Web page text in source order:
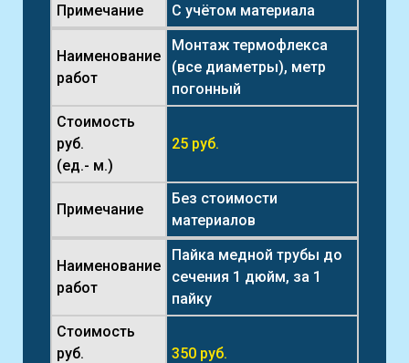
Примечание С учётом материала
Наименование
работ
Монтаж термофлекса
(все диаметры), метр
погонный
Стоимость
руб.
(ед.- м.)
25 руб.
Примечание
Без стоимости
материалов
Наименование
работ
Пайка медной трубы до
сечения 1 дюйм, за 1
пайку
Стоимость
руб.
350 руб.